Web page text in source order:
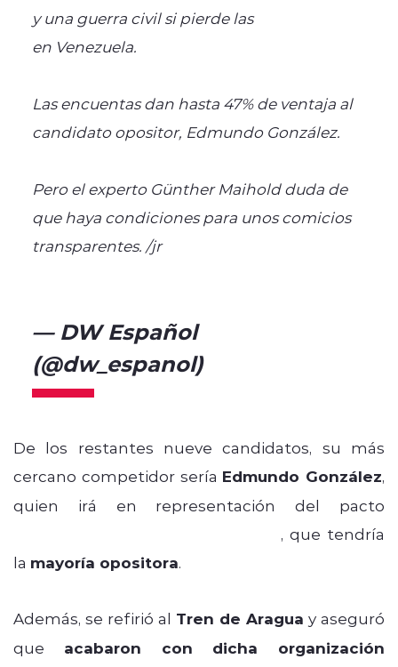
y una guerra civil si pierde las
en Venezuela.
Las encuentas dan hasta 47% de ventaja al
candidato opositor, Edmundo González.
Pero el experto Günther Maihold duda de
que haya condiciones para unos comicios
transparentes. /jr
— DW Español
(@dw_espanol)
De los restantes nueve candidatos, su más
cercano competidor sería Edmundo González,
quien irá en representación del pacto
, que tendría
la mayoría opositora.
Además, se refirió al Tren de Aragua y aseguró
que acabaron con dicha organización